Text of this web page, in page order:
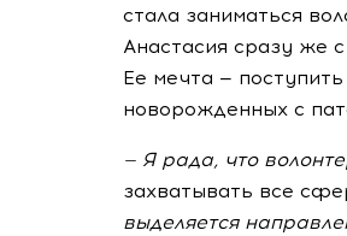
стала заниматься
Анастасия сразу же
Ее мечта —
новорожденных с
— Я рада, что
захватывать все
выделяется